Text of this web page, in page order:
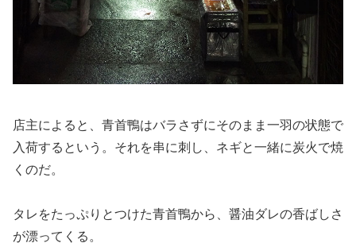
店主によると、青首鴨はバラさずにそのまま一羽の状態で
入荷するという。それを串に刺し、ネギと一緒に炭火で焼
くのだ。
タレをたっぷりとつけた青首鴨から、醤油ダレの香ばしさ
が漂ってくる。